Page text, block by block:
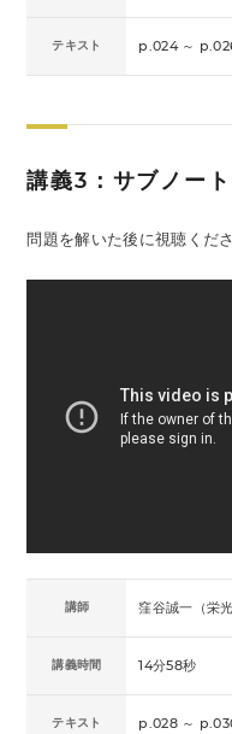
テキスト p.024 ～
講義3：サブノー
問題を解いた後に視聴くださ
講師 窪谷誠一（栄
講義時間 14分58秒
テキスト p.028 ～